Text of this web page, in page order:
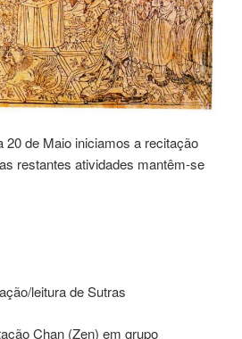
20 de Maio iniciamos a recitação
restantes atividades mantêm-se
leitura de Sutras
Chan (Zen) em grupo